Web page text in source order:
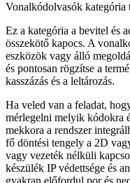
Vonalkódolvasók kategória
Ez a kategória a bevitel és
összekötő kapocs. A
eszközök vagy álló
és pontosan rögzítse a
kasszázás és a leltározás.
Ha veled van a feladat,
mérlegelni melyik kódokra
mekkora a rendszer
fő döntési tengely a 2D
vagy vezeték nélküli
készülék IP védettsége és